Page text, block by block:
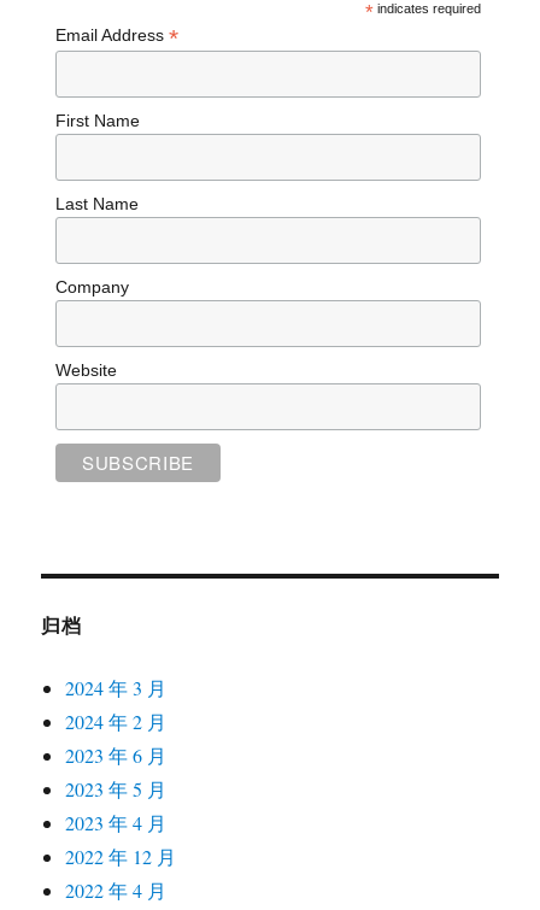
*indicates required
Email Address *
First Name
Last Name
Company
Website
归档
2024 年 3 月
2024 年 2 月
2023 年 6 月
2023 年 5 月
2023 年 4 月
2022 年 12 月
2022 年 4 月